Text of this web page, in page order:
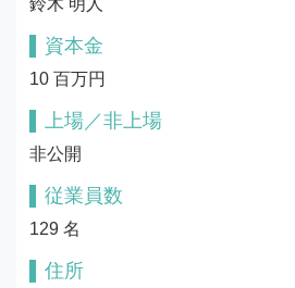
鈴木 明人
資本金
10 百万円
上場／非上場
非公開
従業員数
129 名
住所